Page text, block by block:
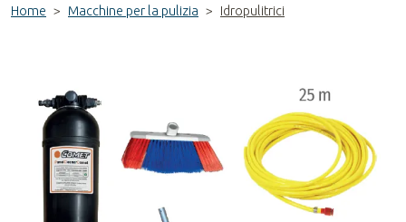
Home Macchine per la pulizia Idropulitrici